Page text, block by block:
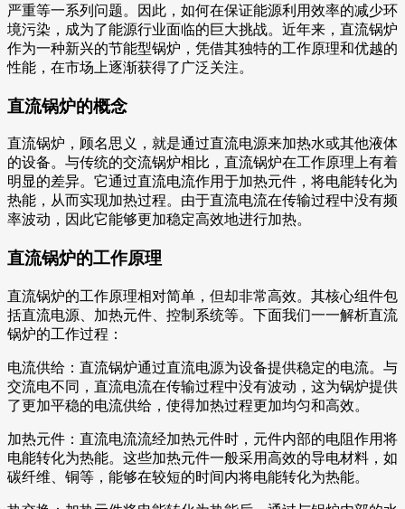
严重等一系列问题。因此，如何在保证能源利用效率的减少环
境污染，成为了能源行业面临的巨大挑战。近年来，直流锅炉
作为一种新兴的节能型锅炉，凭借其独特的工作原理和优越的
性能，在市场上逐渐获得了广泛关注。
直流锅炉的概念
直流锅炉，顾名思义，就是通过直流电源来加热水或其他液体
的设备。与传统的交流锅炉相比，直流锅炉在工作原理上有着
明显的差异。它通过直流电流作用于加热元件，将电能转化为
热能，从而实现加热过程。由于直流电流在传输过程中没有频
率波动，因此它能够更加稳定高效地进行加热。
直流锅炉的工作原理
直流锅炉的工作原理相对简单，但却非常高效。其核心组件包
括直流电源、加热元件、控制系统等。下面我们一一解析直流
锅炉的工作过程：
电流供给：直流锅炉通过直流电源为设备提供稳定的电流。与
交流电不同，直流电流在传输过程中没有波动，这为锅炉提供
了更加平稳的电流供给，使得加热过程更加均匀和高效。
加热元件：直流电流流经加热元件时，元件内部的电阻作用将
电能转化为热能。这些加热元件一般采用高效的导电材料，如
碳纤维、铜等，能够在较短的时间内将电能转化为热能。